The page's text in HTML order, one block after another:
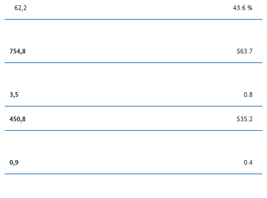
62,2 43.6 %
754,8 563.7
3,5 0.8
450,8 535.2
0,9 0.4